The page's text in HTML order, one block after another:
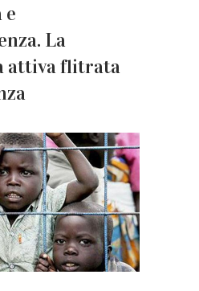
e
La
attiva flitrata